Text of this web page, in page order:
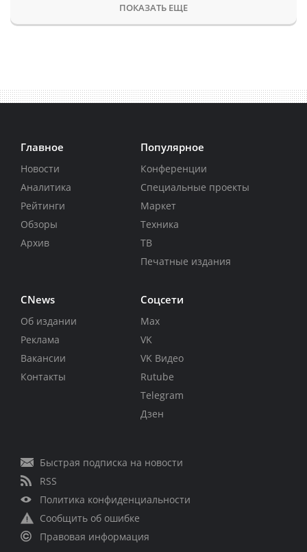
ПОКАЗАТЬ ЕЩЕ
Главное
Новости
Аналитика
Рейтинги
Обзоры
Архив
Популярное
Конференции
Специальные проекты
Маркет
Техника
ТВ
Печатные издания
CNews
Об издании
Реклама
Вакансии
Контакты
Соцсети
Max
VK
VK Видео
Rutube
Telegram
Дзен
Быстрая подписка на новости
RSS
Политика конфиденциальности
Сообщить об ошибке
Правовая информация